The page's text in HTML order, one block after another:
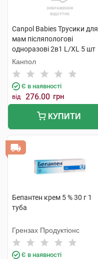
Canpol Babies Трусики для
мам післяпологові
одноразові 2в1 L/XL 5 шт
Канпол
Є в наявності
від 276.00 грн
КУПИТИ
Бепантен крем 5 % 30 г 1
туба
Грензах Продуктіонс
Є в наявності